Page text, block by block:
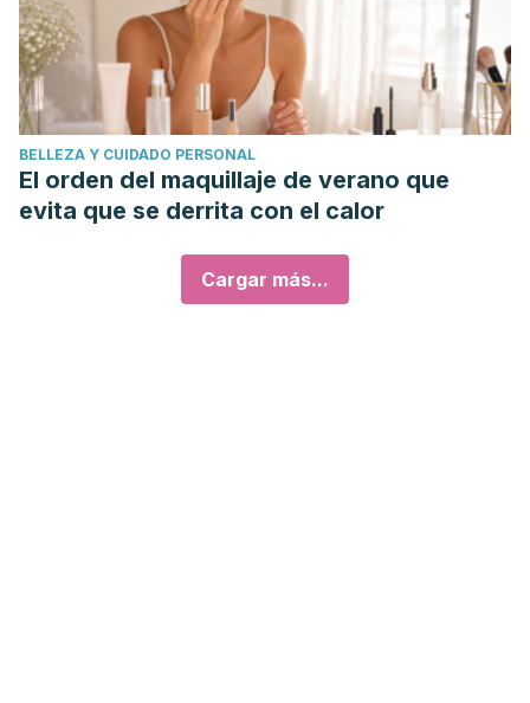
BELLEZA Y CUIDADO PERSONAL
El orden del maquillaje de verano que
evita que se derrita con el calor
Cargar más...